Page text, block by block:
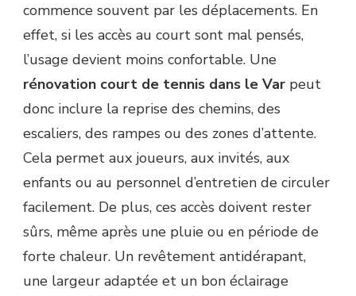
commence souvent par les déplacements. En
effet, si les accès au court sont mal pensés,
l’usage devient moins confortable. Une
rénovation court de tennis dans le Var peut
donc inclure la reprise des chemins, des
escaliers, des rampes ou des zones d’attente.
Cela permet aux joueurs, aux invités, aux
enfants ou au personnel d’entretien de circuler
facilement. De plus, ces accès doivent rester
sûrs, même après une pluie ou en période de
forte chaleur. Un revêtement antidérapant,
une largeur adaptée et un bon éclairage